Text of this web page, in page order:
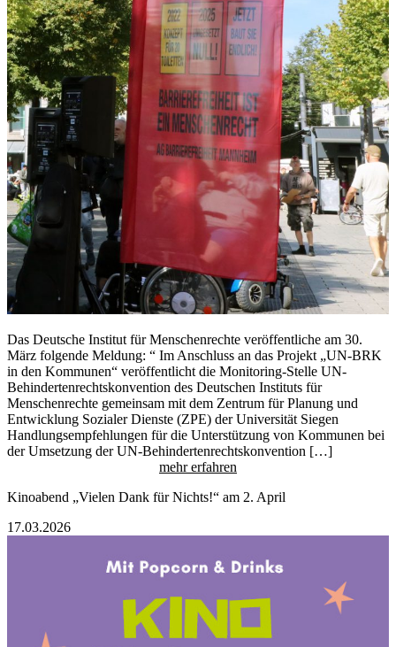
Das Deutsche Institut für Menschenrechte veröffentliche am 30.
März folgende Meldung: “ Im Anschluss an das Projekt „UN-BRK
in den Kommunen“ veröffentlicht die Monitoring-Stelle UN-
Behindertenrechtskonvention des Deutschen Instituts für
Menschenrechte gemeinsam mit dem Zentrum für Planung und
Entwicklung Sozialer Dienste (ZPE) der Universität Siegen
Handlungsempfehlungen für die Unterstützung von Kommunen bei
der Umsetzung der UN-Behindertenrechtskonvention […]
mehr erfahren
Kinoabend „Vielen Dank für Nichts!“ am 2. April
17.03.2026